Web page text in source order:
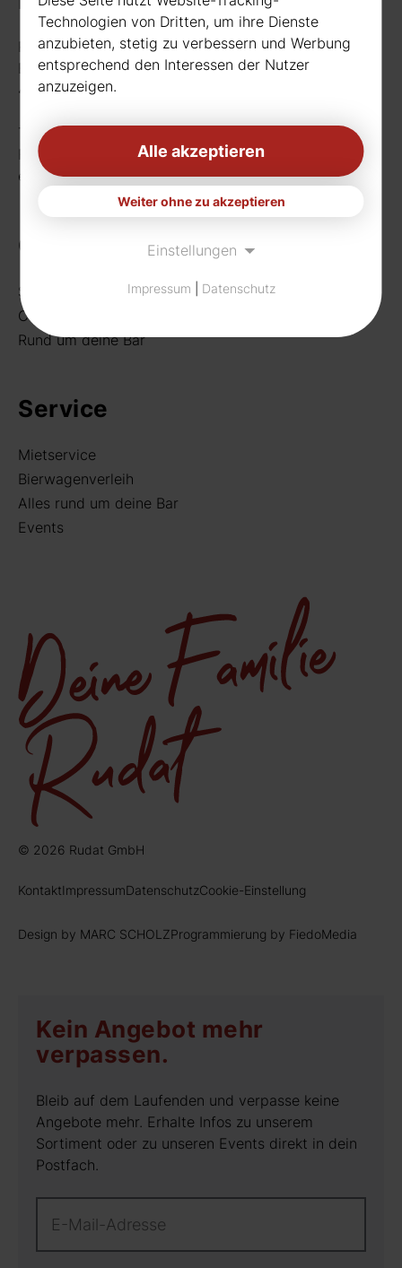
Rudat GmbH
Borussiastr. 26
44149 Dortmund
Telefon:
Fax: 0231 656990
eMail:info[at]rudat-gmbh.de
Getränke
Sortiment
Craft Beer
Rund um deine Bar
Service
Mietservice
Bierwagenverleih
Alles rund um deine Bar
Events
© 2026 Rudat GmbH
KontaktImpressumDatenschutzCookie-Einstellung
Design by MARC SCHOLZProgrammierung by FiedoMedia
Kein Angebot mehr
verpassen.
Bleib auf dem Laufenden und verpasse keine
Angebote mehr. Erhalte Infos zu unserem
Sortiment oder zu unseren Events direkt in dein
Postfach.
Technologien von Dritten, um ihre Dienste
anzubieten, stetig zu verbessern und Werbung
entsprechend den Interessen der Nutzer
anzuzeigen.
Alle akzeptieren
Weiter ohne zu akzeptieren
Einstellungen
Impressum Datenschutz